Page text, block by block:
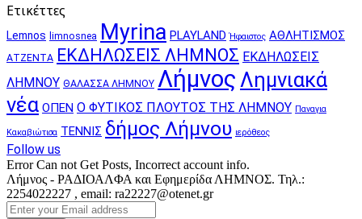
Ετικέττες
Lemnos limnosnea Myrina PLAYLAND Ήφαιστος ΑΘΛΗΤΙΣΜΟΣ
ΑΤΖΕΝΤΑ ΕΚΔΗΛΩΣΕΙΣ ΛΗΜΝΟΣ ΕΚΔΗΛΩΣΕΙΣ
ΛΗΜΝΟΥ ΘΑΛΑΣΣΑ ΛΗΜΝΟΥ Λήμνος Λημνιακά
νέα ΟΠΕΝ Ο ΦΥΤΙΚΟΣ ΠΛΟΥΤΟΣ ΤΗΣ ΛΗΜΝΟΥ Παναγια
Κακαβιώτισα ΤΕΝΝΙΣ δήμος Λήμνου ιερόθεος
Follow us
Error Can not Get Posts, Incorrect account info.
Λήμνος - ΡΑΔΙΟΑΛΦΑ και Εφημερίδα ΛΗΜΝΟΣ. Τηλ.:
2254022227 , email: ra22227@otenet.gr
Enter